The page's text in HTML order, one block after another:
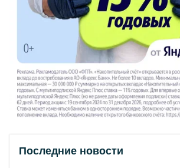
Последние новости